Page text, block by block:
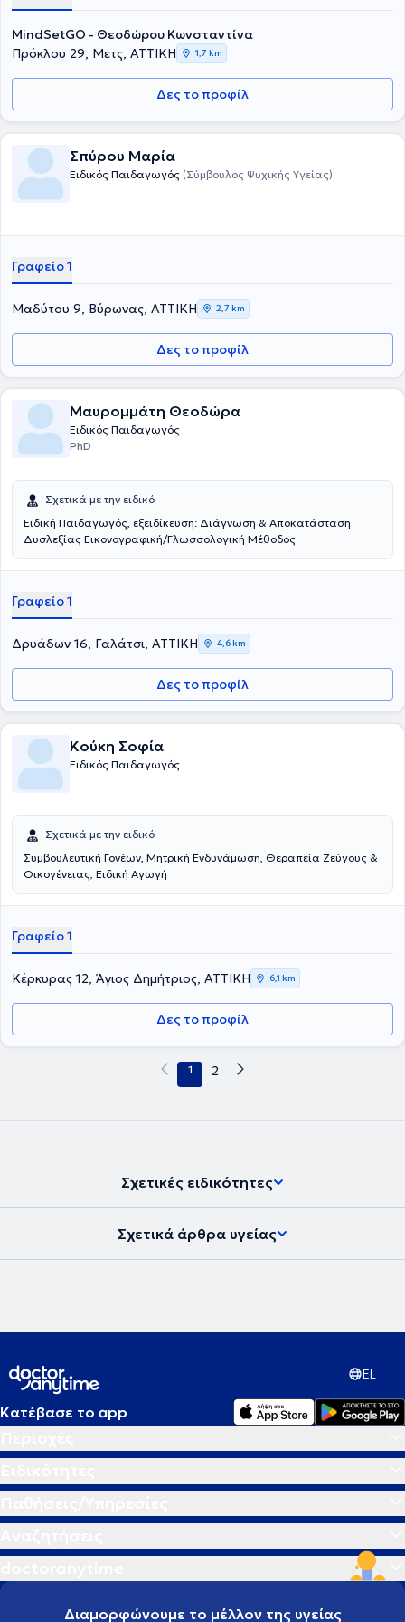
MindSetGO - Θεοδώρου Κωνσταντίνα
Πρόκλου 29, Μετς, ΑΤΤΙΚΗ
1,7 km
Δες το προφίλ
Σπύρου Μαρία
Ειδικός Παιδαγωγός (Σύμβουλος Ψυχικής Υγείας)
Γραφείο 1
Μαδύτου 9, Βύρωνας, ΑΤΤΙΚΗ 2,7 km
Δες το προφίλ
Μαυρομμάτη Θεοδώρα
Ειδικός Παιδαγωγός
PhD
Σχετικά με την ειδικό
Ειδική Παιδαγωγός, εξειδίκευση: Διάγνωση & Αποκατάσταση
Δυσλεξίας Εικονογραφική/Γλωσσολογική Μέθοδος
Γραφείο 1
Δρυάδων 16, Γαλάτσι, ΑΤΤΙΚΗ 4,6 km
Δες το προφίλ
Κούκη Σοφία
Ειδικός Παιδαγωγός
Σχετικά με την ειδικό
Συμβουλευτική Γονέων, Μητρική Ενδυνάμωση, Θεραπεία Ζεύγους &
Οικογένειας, Ειδική Αγωγή
Γραφείο 1
Κέρκυρας 12, Άγιος Δημήτριος, ΑΤΤΙΚΗ 6,1 km
Δες το προφίλ
1 2
Σχετικές ειδικότητες
Σχετικά άρθρα υγείας
EL
Κατέβασε το app
Διαμορφώνουμε το μέλλον της υγείας